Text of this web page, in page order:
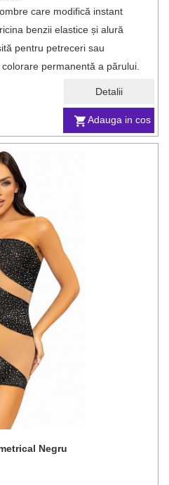
Adauga in cos
Detalii
care modifică instant
benzii elastice și alură
pentru petreceri sau
permanentă a părului.
Negru